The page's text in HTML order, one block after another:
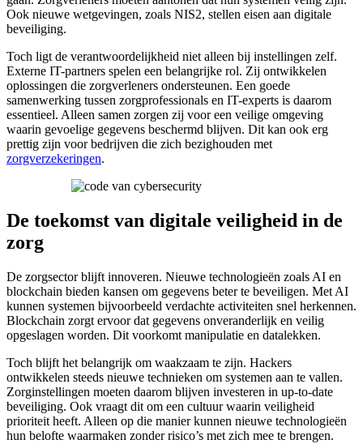
Ook nieuwe wetgevingen, zoals NIS2, stellen eisen aan digitale
beveiliging.
Toch ligt de verantwoordelijkheid niet alleen bij instellingen zelf.
Externe IT-partners spelen een belangrijke rol. Zij ontwikkelen
oplossingen die zorgverleners ondersteunen. Een goede
samenwerking tussen zorgprofessionals en IT-experts is daarom
essentieel. Alleen samen zorgen zij voor een veilige omgeving
waarin gevoelige gegevens beschermd blijven. Dit kan ook erg
prettig zijn voor bedrijven die zich bezighouden met
zorgverzekeringen.
De toekomst van digitale veiligheid in de
zorg
De zorgsector blijft innoveren. Nieuwe technologieën zoals AI en
blockchain bieden kansen om gegevens beter te beveiligen. Met AI
kunnen systemen bijvoorbeeld verdachte activiteiten snel herkennen.
Blockchain zorgt ervoor dat gegevens onveranderlijk en veilig
opgeslagen worden. Dit voorkomt manipulatie en datalekken.
Toch blijft het belangrijk om waakzaam te zijn. Hackers
ontwikkelen steeds nieuwe technieken om systemen aan te vallen.
Zorginstellingen moeten daarom blijven investeren in up-to-date
beveiliging. Ook vraagt dit om een cultuur waarin veiligheid
prioriteit heeft. Alleen op die manier kunnen nieuwe technologieën
hun belofte waarmaken zonder risico’s met zich mee te brengen.